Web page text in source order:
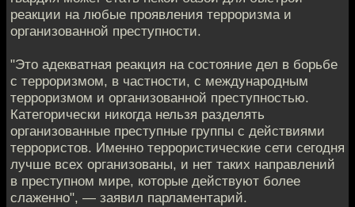
реакции на любые проявления терроризма и
организованной преступности.
"Это адекватная реакция на состояние дел в борьбе
с терроризмом, в частности, с международным
терроризмом и организованной преступностью.
Категорически никогда нельзя разделять
организованные преступные группы с действиями
террористов. Именно террористические сети сегодня
лучше всех организованы, и нет таких направлений
в преступном мире, которые действуют более
слаженно", — заявил парламентарий.